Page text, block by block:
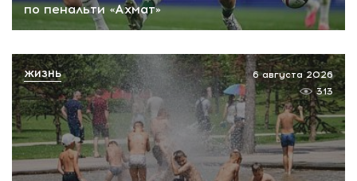
по пенальти «Ахмат»
6 августа 2026
313
ЖИЗНЬ